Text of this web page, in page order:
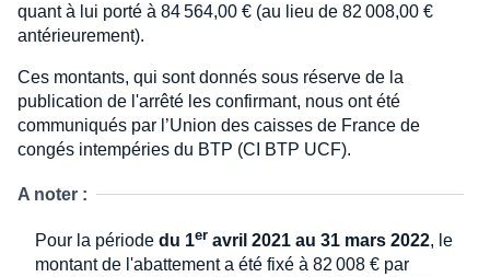
quant à lui porté à 84 564,00 € (au lieu de 82 008,00 €
antérieurement).
Ces montants, qui sont donnés sous réserve de la
publication de l'arrêté les confirmant, nous ont été
communiqués par l’Union des caisses de France de
congés intempéries du BTP (CI BTP UCF).
A noter :
Pour la période du 1er avril 2021 au 31 mars 2022, le
montant de l'abattement a été fixé à 82 008 € par